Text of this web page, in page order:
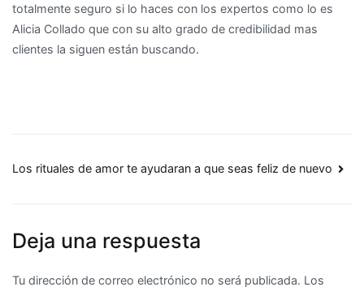
totalmente seguro si lo haces con los expertos como lo es
Alicia Collado que con su alto grado de credibilidad mas
clientes la siguen están buscando.
Navegación
entradas
Los rituales de amor te ayudaran a que seas feliz de nuevo
Deja una respuesta
Tu dirección de correo electrónico no será publicada. Los